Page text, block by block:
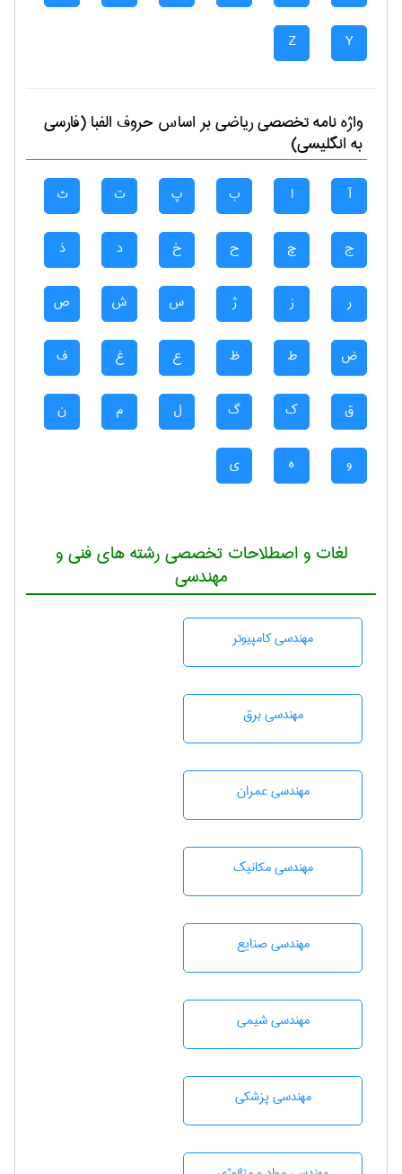
Y
Z
واژه نامه تخصصیرياضیبر اساس حروف الفبا (فارسی
به انگلیسی)
آ ا ب پ ت ث
ج چ ح خ د ذ
ر ز ژ س ش ص
ض ط ظ ع غ ف
ق ک گ ل م ن
و ه ی
لغات و اصطلاحات تخصصی رشته های فنی و
مهندسی
مهندسی كامپيوتر
مهندسی برق
مهندسی عمران
مهندسی مکانیک
مهندسی صنايع
مهندسي شيمی
مهندسی پزشکی